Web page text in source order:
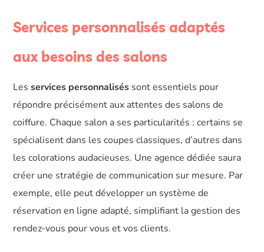
Services personnalisés adaptés
aux besoins des salons
Lesservices personnalisés sont essentiels pour
répondre précisément aux attentes des salons de
coiffure. Chaque salon a ses particularités : certains se
spécialisent dans les coupes classiques, d’autres dans
les colorations audacieuses. Une agence dédiée saura
créer une stratégie de communication sur mesure. Par
exemple, elle peut développer un système de
réservation en ligne adapté, simplifiant la gestion des
rendez-vous pour vous et vos clients.